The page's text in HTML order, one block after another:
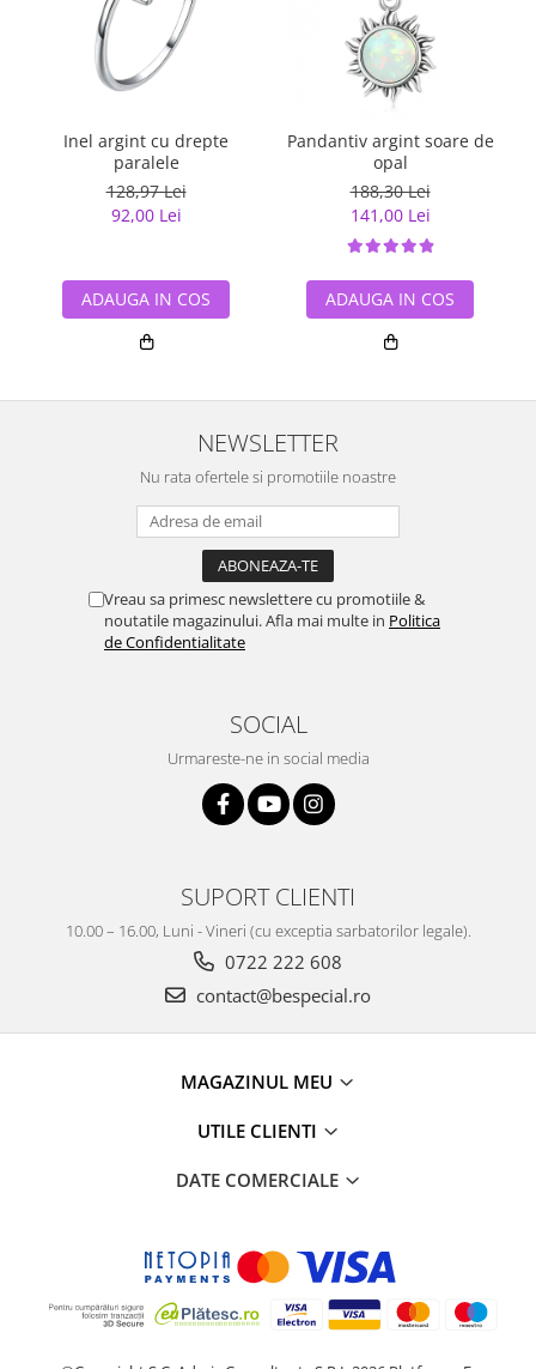
Inel argint cu drepte
paralele
128,97 Lei
92,00 Lei
ADAUGA IN COS
Pandantiv argint soare de
opal
188,30 Lei
141,00 Lei
ADAUGA IN COS
NEWSLETTER
Nu rata ofertele si promotiile noastre
Vreau sa primesc newslettere cu promotiile &
noutatile magazinului. Afla mai multe in Politica
de Confidentialitate
SOCIAL
Urmareste-ne in social media
SUPORT CLIENTI
10.00 – 16.00, Luni - Vineri (cu exceptia sarbatorilor legale).
0722 222 608
contact@bespecial.ro
MAGAZINUL MEU
UTILE CLIENTI
DATE COMERCIALE